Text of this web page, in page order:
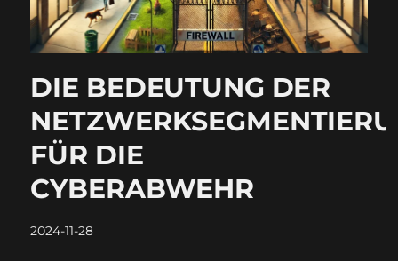
DIE BEDEUTUNG DER
FÜR DIE
CYBERABWEHR
2024-11-28